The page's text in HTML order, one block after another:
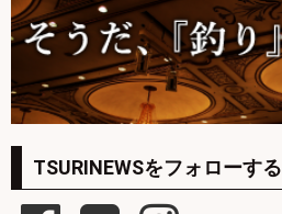
TSURINEWSをフォローする